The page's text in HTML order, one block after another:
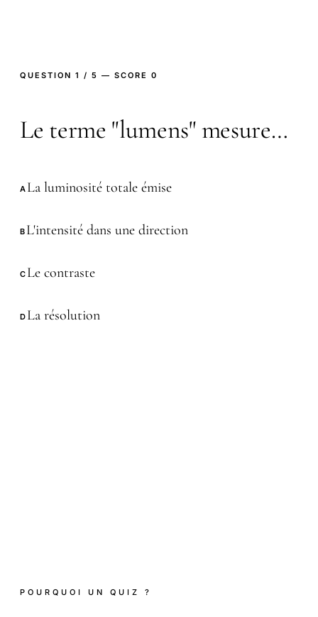
QUESTION 1 / 5 — SCORE 0
Le terme "lumens" mesure…
A La luminosité totale émise
B L'intensité dans une direction
C Le contraste
D La résolution
POURQUOI UN QUIZ ?